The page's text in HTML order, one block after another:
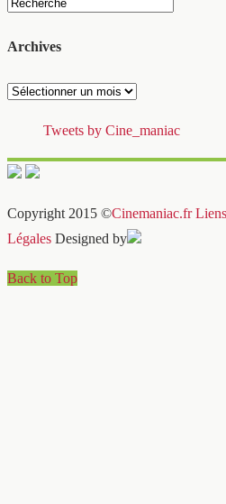
Archives
Archives
Tweets by Cine_maniac
Copyright 2015 ©Cinemaniac.fr
Légales Designed by
Back to Top